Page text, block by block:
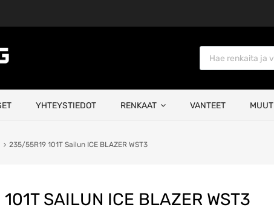
Products search
YHTEYSTIEDOT RENKAAT VANTEET MUUT
235/55R19 101T Sailun ICE BLAZER WST3
SAILUN ICE BLAZER WST3